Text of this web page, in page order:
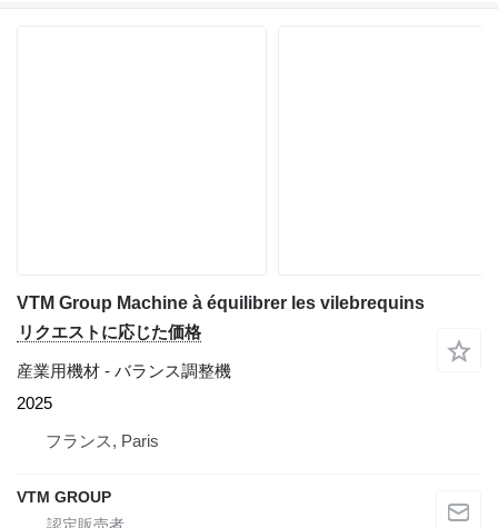
VTM Group Machine à équilibrer les vilebrequins
リクエストに応じた価格
産業用機材 - バランス調整機
2025
フランス, Paris
VTM GROUP